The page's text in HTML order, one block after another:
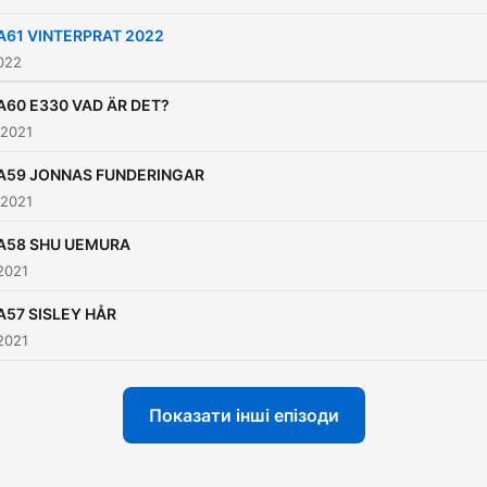
VINTERPRAT 2022
E330 VAD ÄR DET?
JONNAS FUNDERINGAR
SHU UEMURA
SISLEY HÅR
Показати інші епізоди